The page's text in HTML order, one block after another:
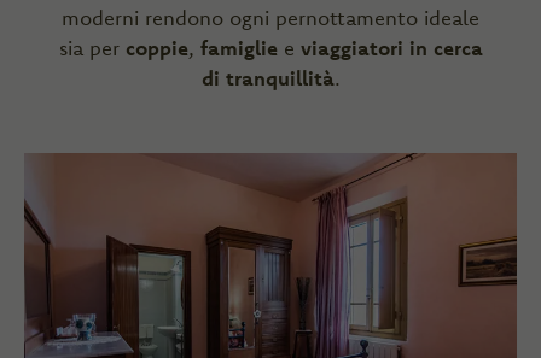
moderni rendono ogni pernottamento ideale
sia per coppie, famiglie e viaggiatori in cerca
di tranquillità.